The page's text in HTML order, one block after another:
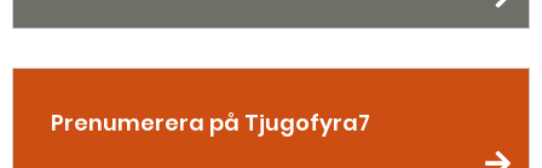
Prenumerera på Tjugofyra7